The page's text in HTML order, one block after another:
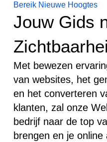
Bereik Nieuwe Hoogtes
Jouw Gids
Met bewezen
van websites, het
en het converteren
klanten, zal onze
bedrijf naar de top
brengen en je online